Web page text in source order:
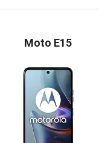
Moto E15